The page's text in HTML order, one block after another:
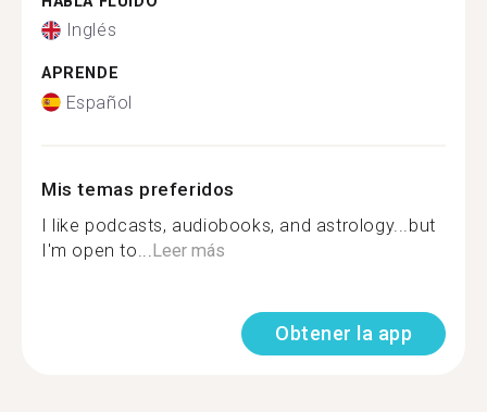
Inglés
APRENDE
Español
Mis temas preferidos
I like podcasts, audiobooks, and astrology...but
I'm open to... Leer más
Obtener la app